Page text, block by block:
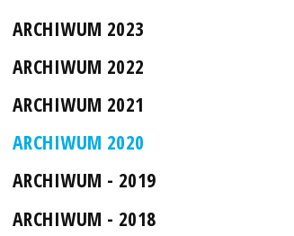
ARCHIWUM 2023
ARCHIWUM 2022
ARCHIWUM 2021
ARCHIWUM 2020
ARCHIWUM - 2019
ARCHIWUM - 2018